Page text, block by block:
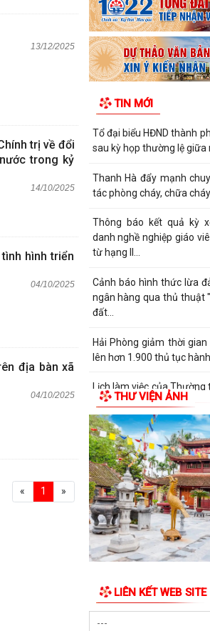
13/12/2025
trị về đổi
trong kỷ
14/10/2025
hình triển
04/10/2025
địa bàn xã
04/10/2025
« 1 »
TIN MỚI
Tổ đại biểu HĐND thành
sau kỳ họp thường lệ giữa
Thanh Hà đẩy mạnh
tác phòng cháy, chữa
Thông báo kết quả kỳ
danh nghề nghiệp giáo
từ hạng II...
Cảnh báo hình thức lừa
ngân hàng qua thủ thuật
đất...
Hải Phòng giảm thời
lên hơn 1.900 thủ tục
Lịch làm việc của Thường
đạo UBND xã từ ngày
07/8/2026
THƯ VIỆN ẢNH
LIÊN KẾT WEB SITE